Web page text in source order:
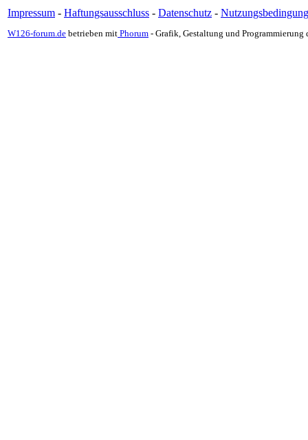
Impressum - Haftungsausschluss - Datenschutz -
W126-forum.de betrieben mit Phorum - Grafik, Gestaltung und Programmierung